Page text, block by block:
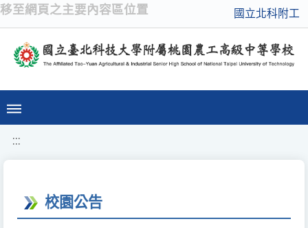
移至網頁之主要內容區位置 國立北科附工
:::
校園公告